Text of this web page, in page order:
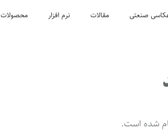
صنعتی مقالات نرم افزار محصولات